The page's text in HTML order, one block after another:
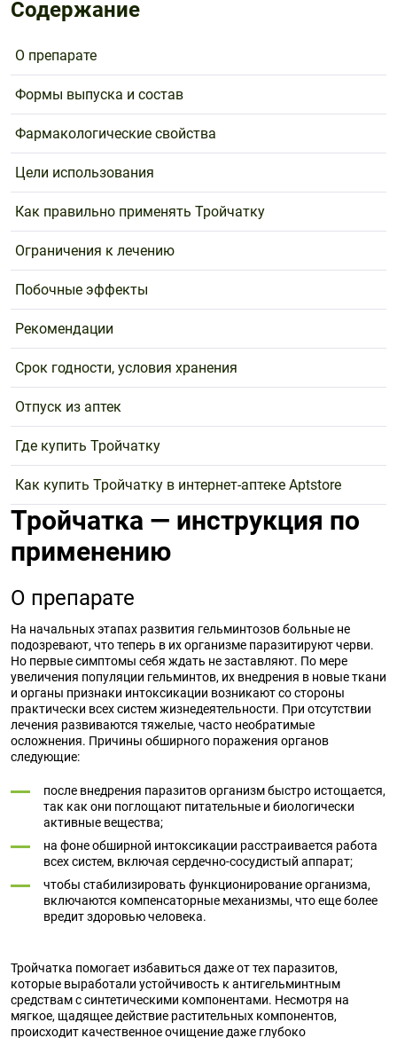
Содержание
О препарате
Формы выпуска и состав
Фармакологические свойства
Цели использования
Как правильно применять Тройчатку
Ограничения к лечению
Побочные эффекты
Рекомендации
Срок годности, условия хранения
Отпуск из аптек
Где купить Тройчатку
Как купить Тройчатку в интернет-аптеке Aptstore
Тройчатка — инструкция по
применению
О препарате
На начальных этапах развития гельминтозов больные не
подозревают, что теперь в их организме паразитируют черви.
Но первые симптомы себя ждать не заставляют. По мере
увеличения популяции гельминтов, их внедрения в новые ткани
и органы признаки интоксикации возникают со стороны
практически всех систем жизнедеятельности. При отсутствии
лечения развиваются тяжелые, часто необратимые
осложнения. Причины обширного поражения органов
следующие:
после внедрения паразитов организм быстро истощается,
так как они поглощают питательные и биологически
активные вещества;
на фоне обширной интоксикации расстраивается работа
всех систем, включая сердечно-сосудистый аппарат;
чтобы стабилизировать функционирование организма,
включаются компенсаторные механизмы, что еще более
вредит здоровью человека.
Тройчатка помогает избавиться даже от тех паразитов,
которые выработали устойчивость к антигельминтным
средствам с синтетическими компонентами. Несмотря на
мягкое, щадящее действие растительных компонентов,
происходит качественное очищение даже глубоко
препараты
ПротивогрибковыеПротивоопухолевые
Противопаразитарные
препараты
Растительные
препараты
Сердечно-
сосудистые
препараты
Система
обмена
веществ
Средства
алкоголизма
Поливитаминные
Пробиотики
диабет
ТонизирующиеФиточай/
чай